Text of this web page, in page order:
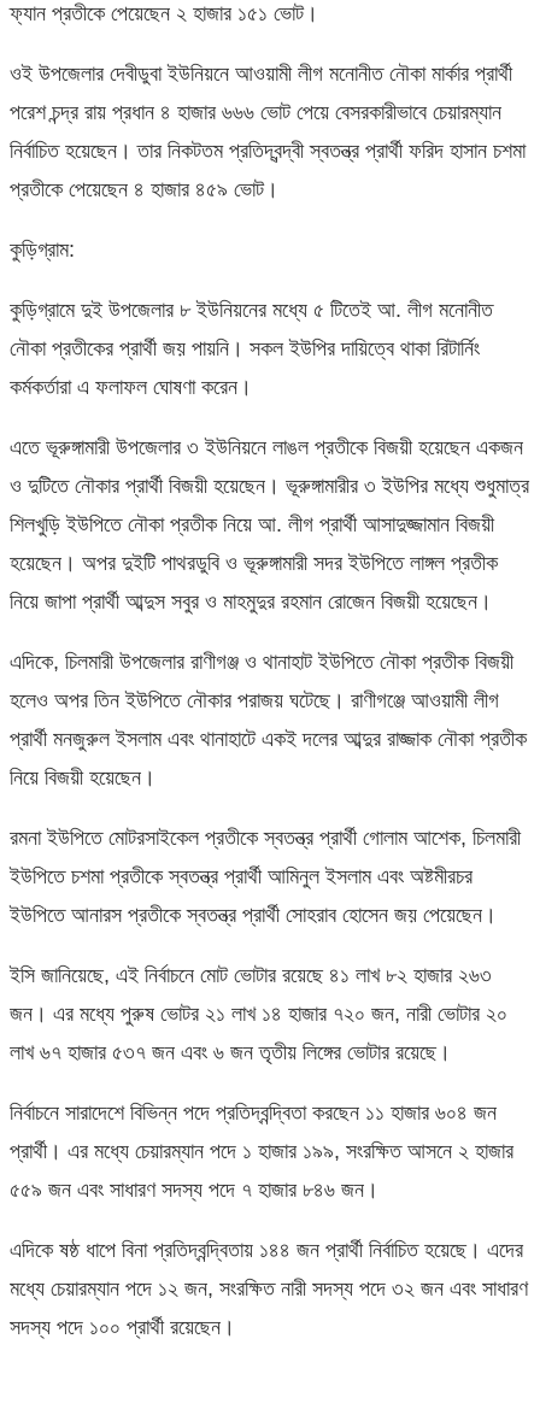
ফ্যান প্রতীকে পেয়েছেন ২ হাজার ১৫১ ভোট।
ওই উপজেলার দেবীডুবা ইউনিয়নে আওয়ামী লীগ মনোনীত নৌকা মার্কার প্রার্থী
পরেশ চন্দ্র রায় প্রধান ৪ হাজার ৬৬৬ ভোট পেয়ে বেসরকারীভাবে চেয়ারম্যান
নির্বাচিত হয়েছেন। তার নিকটতম প্রতিদ্বন্দ্বী স্বতন্ত্র প্রার্থী ফরিদ হাসান চশমা
প্রতীকে পেয়েছেন ৪ হাজার ৪৫৯ ভোট।
কুড়িগ্রাম:
কুড়িগ্রামে দুই উপজেলার ৮ ইউনিয়নের মধ্যে ৫ টিতেই আ. লীগ মনোনীত
নৌকা প্রতীকের প্রার্থী জয় পায়নি। সকল ইউপির দায়িত্বে থাকা রিটার্নিং
কর্মকর্তারা এ ফলাফল ঘোষণা করেন।
এতে ভূরুঙ্গামারী উপজেলার ৩ ইউনিয়নে লাঙল প্রতীকে বিজয়ী হয়েছেন একজন
ও দুটিতে নৌকার প্রার্থী বিজয়ী হয়েছেন। ভূরুঙ্গামারীর ৩ ইউপির মধ্যে শুধুমাত্র
শিলখুড়ি ইউপিতে নৌকা প্রতীক নিয়ে আ. লীগ প্রার্থী আসাদুজ্জামান বিজয়ী
হয়েছেন। অপর দুইটি পাথরডুবি ও ভূরুঙ্গামারী সদর ইউপিতে লাঙ্গল প্রতীক
নিয়ে জাপা প্রার্থী আব্দুস সবুর ও মাহমুদুর রহমান রোজেন বিজয়ী হয়েছেন।
এদিকে, চিলমারী উপজেলার রাণীগঞ্জ ও থানাহাট ইউপিতে নৌকা প্রতীক বিজয়ী
হলেও অপর তিন ইউপিতে নৌকার পরাজয় ঘটেছে। রাণীগঞ্জে আওয়ামী লীগ
প্রার্থী মনজুরুল ইসলাম এবং থানাহাটে একই দলের আব্দুর রাজ্জাক নৌকা প্রতীক
নিয়ে বিজয়ী হয়েছেন।
রমনা ইউপিতে মোটরসাইকেল প্রতীকে স্বতন্ত্র প্রার্থী গোলাম আশেক, চিলমারী
ইউপিতে চশমা প্রতীকে স্বতন্ত্র প্রার্থী আমিনুল ইসলাম এবং অষ্টমীরচর
ইউপিতে আনারস প্রতীকে স্বতন্ত্র প্রার্থী সোহরাব হোসেন জয় পেয়েছেন।
ইসি জানিয়েছে, এই নির্বাচনে মোট ভোটার রয়েছে ৪১ লাখ ৮২ হাজার ২৬৩
জন। এর মধ্যে পুরুষ ভোটর ২১ লাখ ১৪ হাজার ৭২০ জন, নারী ভোটার ২০
লাখ ৬৭ হাজার ৫৩৭ জন এবং ৬ জন তৃতীয় লিঙ্গের ভোটার রয়েছে।
নির্বাচনে সারাদেশে বিভিন্ন পদে প্রতিদ্বন্দ্বিতা করছেন ১১ হাজার ৬০৪ জন
প্রার্থী। এর মধ্যে চেয়ারম্যান পদে ১ হাজার ১৯৯, সংরক্ষিত আসনে ২ হাজার
৫৫৯ জন এবং সাধারণ সদস্য পদে ৭ হাজার ৮৪৬ জন।
এদিকে ষষ্ঠ ধাপে বিনা প্রতিদ্বন্দ্বিতায় ১৪৪ জন প্রার্থী নির্বাচিত হয়েছে। এদের
মধ্যে চেয়ারম্যান পদে ১২ জন, সংরক্ষিত নারী সদস্য পদে ৩২ জন এবং সাধারণ
সদস্য পদে ১০০ প্রার্থী রয়েছেন।